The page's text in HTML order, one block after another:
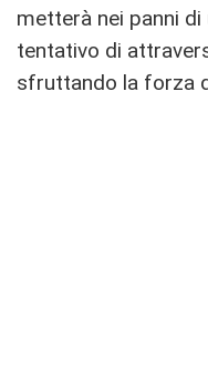
metterà nei panni
tentativo di
sfruttando la forza